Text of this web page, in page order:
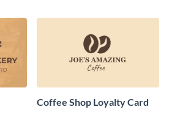
Coffee Shop Loyalty Card